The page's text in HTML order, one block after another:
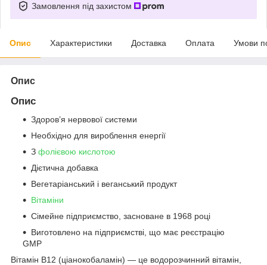
Замовлення під захистом
Опис Характеристики Доставка Оплата Умови
Опис
Опис
Здоров’я нервової системи
Необхідно для вироблення енергії
З фолієвою кислотою
Дієтична добавка
Вегетаріанський і веганський продукт
Вітаміни
Сімейне підприємство, засноване в 1968 році
Виготовлено на підприємстві, що має реєстрацію
GMP
Вітамін B12 (ціанокобаламін) — це водорозчинний вітамін,